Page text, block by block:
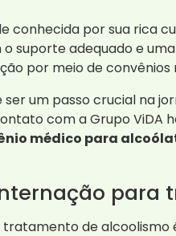
conhecida por sua rica
suporte adequado e
por meio de
um passo crucial na
com a Grupo ViDA
médico para
para
de